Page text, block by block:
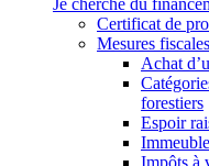
Je cherche du
Certificat de
Mesures fiscales
Achat
forestiers
Espoir
Impôts à